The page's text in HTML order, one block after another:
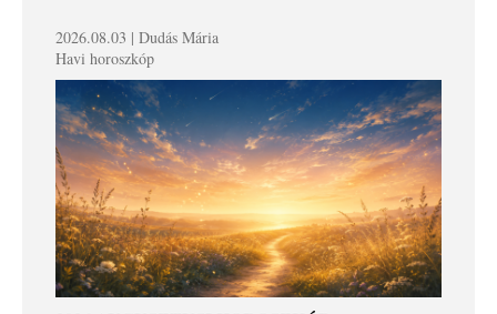
2026.08.03 | Dudás Mária
Havi horoszkóp